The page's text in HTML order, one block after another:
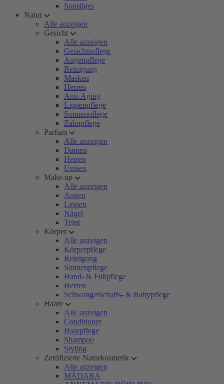
Sonstiges
Natur
Alle anzeigen
Gesicht
Alle anzeigen
Gesichtspflege
Augenpflege
Reinigung
Masken
Herren
Anti-Aging
Lippenpflege
Sonnenpflege
Zahnpflege
Parfum
Alle anzeigen
Damen
Herren
Unisex
Make-up
Alle anzeigen
Augen
Lippen
Nägel
Teint
Körper
Alle anzeigen
Körperpflege
Reinigung
Sonnenpflege
Hand- & Fußpflege
Herren
Schwangerschafts- & Babypflege
Haare
Alle anzeigen
Conditioner
Haarpflege
Shampoo
Styling
Zertifizierte Naturkosmetik
Alle anzeigen
MÁDARA